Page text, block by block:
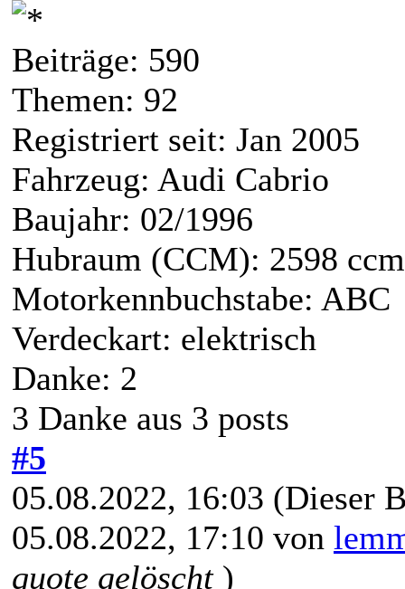
Beiträge: 590
Themen: 92
Registriert seit: Jan 2005
Fahrzeug: Audi Cabrio
Baujahr: 02/1996
Hubraum (CCM): 2598 ccm
Motorkennbuchstabe: ABC
Verdeckart: elektrisch
Danke: 2
3 Danke aus 3 posts
#5
05.08.2022, 16:03 (Dieser
05.08.2022, 17:10 von
quote gelöscht)